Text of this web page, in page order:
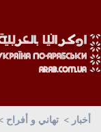
أخبار تهاني و أفراح